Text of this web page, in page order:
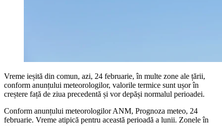
Vreme ieșită din comun, azi, 24 februarie, în multe zone ale țării,
conform anunțului meteorologilor, valorile termice sunt ușor în
creștere față de ziua precedentă și vor depăși normalul perioadei.
Conform anunțului meteorologilor ANM, Prognoza meteo, 24
februarie. Vreme atipică pentru această perioadă a lunii. Zonele în